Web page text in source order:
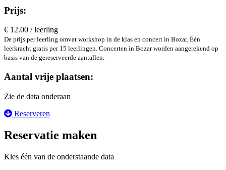
Prijs:
€ 12.00 / leerling
De prijs per leerling omvat workshop in de klas en concert in Bozar. Één
leerkracht gratis per 15 leerlingen. Concerten in Bozar worden aangerekend op
basis van de gereserveerde aantallen.
Aantal vrije plaatsen:
Zie de data onderaan
Reserveren
Reservatie maken
Kies één van de onderstaande data